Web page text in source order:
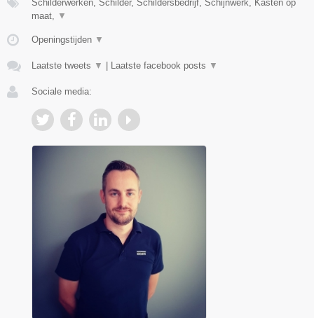
Schilderwerken, Schilder, Schildersbedrijf, Schijnwerk, Kasten op
maat, ▼
Openingstijden ▼
Laatste tweets ▼ Laatste facebook posts ▼
Sociale media: